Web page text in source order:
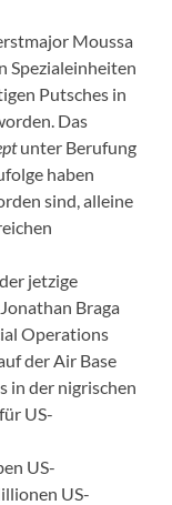
Moussa
Spezialeinheiten
Putsches in
Das
unter Berufung
haben
sind, alleine
jetzige
Braga
Operations
der Air Base
in der nigrischen
US-
US-
US-